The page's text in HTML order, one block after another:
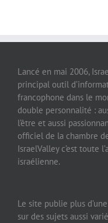
Lancé en mai 2006,
principal outil
francophone dans le
double personnalité :
l’être et aussi
officiel de la chambre
IsraelValley c’est toute
israélienne.
Le site publie plus
sur des sujets aussi